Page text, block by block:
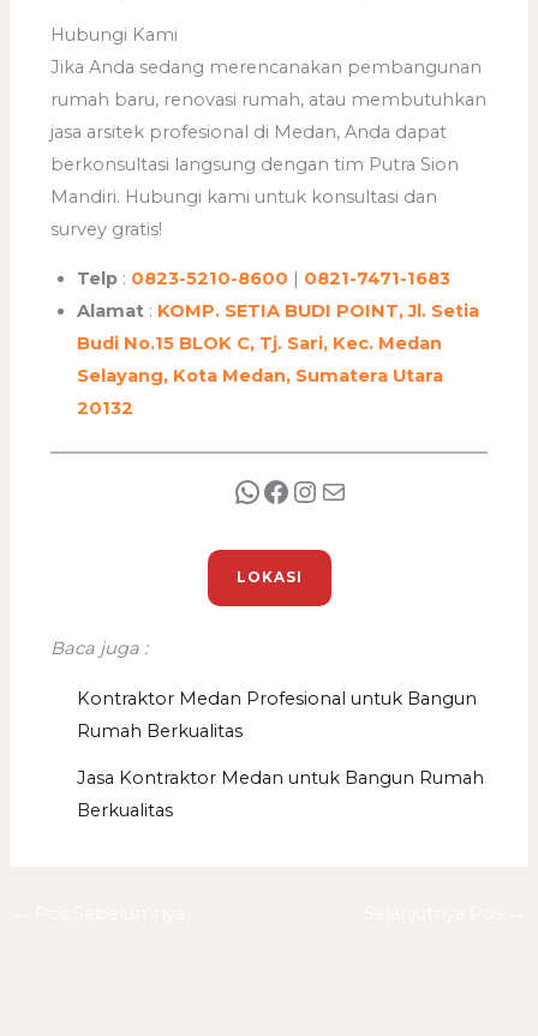
Hubungi Kami
Jika Anda sedang merencanakan pembangunan
rumah baru, renovasi rumah, atau membutuhkan
jasa arsitek profesional di Medan, Anda dapat
berkonsultasi langsung dengan tim Putra Sion
Mandiri. Hubungi kami untuk konsultasi dan
survey gratis!
Telp : 0823-5210-8600 | 0821-7471-1683
Alamat : KOMP. SETIA BUDI POINT, Jl. Setia
Budi No.15 BLOK C, Tj. Sari, Kec. Medan
Selayang, Kota Medan, Sumatera Utara
20132
LOKASI
Baca juga :
Kontraktor Medan Profesional untuk Bangun
Rumah Berkualitas
Jasa Kontraktor Medan untuk Bangun Rumah
Berkualitas